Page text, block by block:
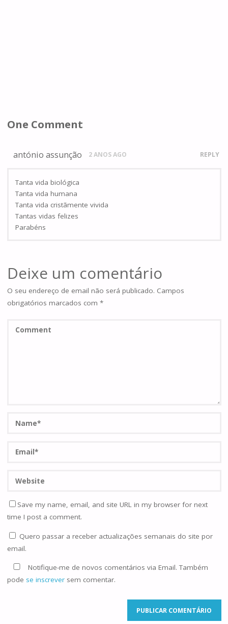
One Comment
antónio assunção 2 ANOS AGO REPLY
Tanta vida biológica
Tanta vida humana
Tanta vida cristãmente vivida
Tantas vidas felizes
Parabéns
Deixe um comentário
O seu endereço de email não será publicado. Campos
obrigatórios marcados com *
Save my name, email, and site URL in my browser for next
time I post a comment.
Quero passar a receber actualizações semanais do site por
email.
Notifique-me de novos comentários via Email. Também
pode se inscreversem comentar.